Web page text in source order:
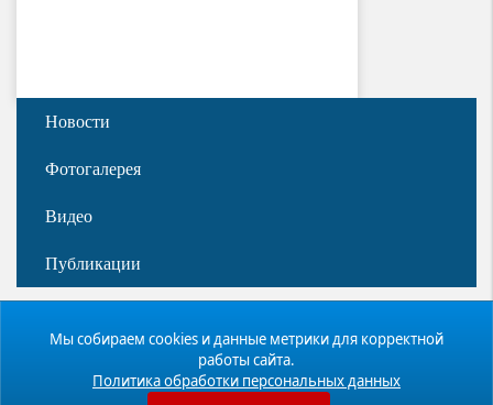
Новости
Фотогалерея
Видео
Публикации
МЫ С
БЛАГОДАРНОСТЬЮ
ПРИМЕМ ЛЮБЫЕ ВАШИ
С БЛАГОДАРНОСТЬЮ
ОТЗЫВЫ О НАШЕЙ
Мы собираем cookies и данные метрики для корректной
работы сайта.
Политика обработки персональных данных